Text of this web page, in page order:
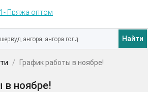
Найти
График работы в ноябре!
в ноябре!